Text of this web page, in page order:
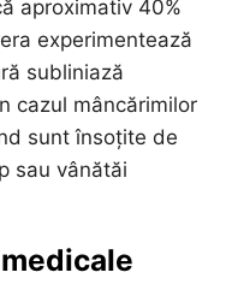
aproximativ 40%
experimentează
subliniază
cazul mâncărimilor
sunt însoțite de
sau vânătăi